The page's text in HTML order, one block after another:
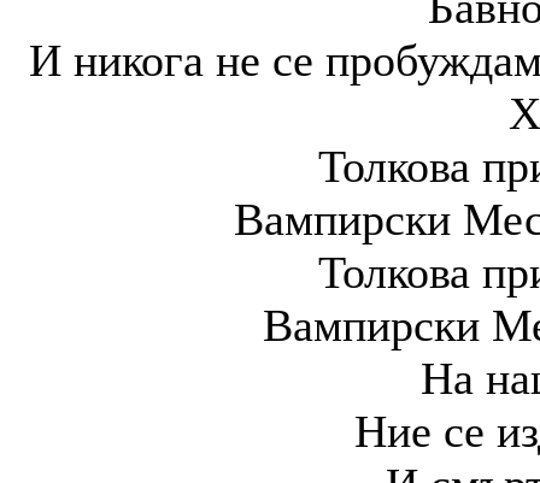
И никога не се
Толкова
Вампирски
Толкова
Вампирски
На
Ние се